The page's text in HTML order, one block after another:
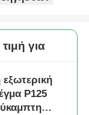
για
P125